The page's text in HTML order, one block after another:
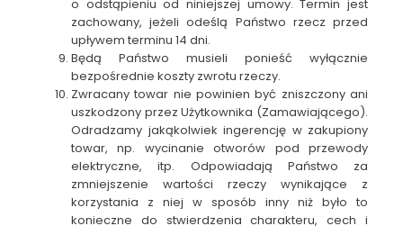
o odstąpieniu od niniejszej umowy. Termin jest
zachowany, jeżeli odeślą Państwo rzecz przed
upływem terminu 14 dni.
Będą Państwo musieli ponieść wyłącznie
bezpośrednie koszty zwrotu rzeczy.
Zwracany towar nie powinien być zniszczony ani
uszkodzony przez Użytkownika (Zamawiającego).
Odradzamy jakąkolwiek ingerencję w zakupiony
towar, np. wycinanie otworów pod przewody
elektryczne, itp. Odpowiadają Państwo za
zmniejszenie wartości rzeczy wynikające z
korzystania z niej w sposób inny niż było to
konieczne do stwierdzenia charakteru, cech i